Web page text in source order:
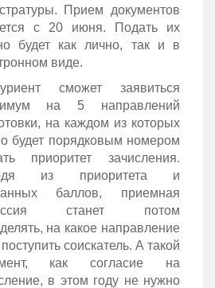
Прием документов
с 20 июня. Подать их
будет как лично, так и в
виде.
сможет заявиться
на 5 направлений
на каждом из которых
будет порядковым номером
приоритет зачисления.
из приоритета и
баллов, приемная
станет потом
на какое направление
соискатель. А такой
как согласие на
в этом году не нужно